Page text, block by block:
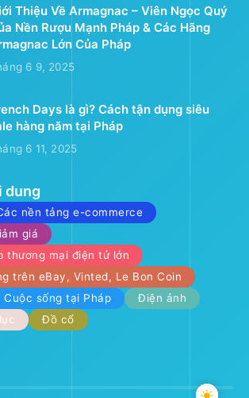
Thiệu Về Armagnac – Viên Ngọc Quý
Nền Rượu Mạnh Pháp & Các Hãng
Lớn Của Pháp
6 9, 2025
Days là gì? Cách tận dụng siêu
hàng năm tại Pháp
6 11, 2025
dung
nền tảng e-commerce
giá
thương mại điện tử lớn
trên eBay, Vinted, Le Bon Coin
Cuộc sống tại Pháp
Điện ảnh
Đồ cổ